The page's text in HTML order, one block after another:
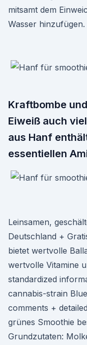
mitsamt dem
Wasser hinzufügen.
Kraftbombe
Eiweiß auch
aus Hanf
essentiellen
Leinsamen,
Deutschland +
bietet wertvolle
wertvolle Vitamine
standardized
cannabis-strain
comments +
grünes Smoothie
Grundzutaten: